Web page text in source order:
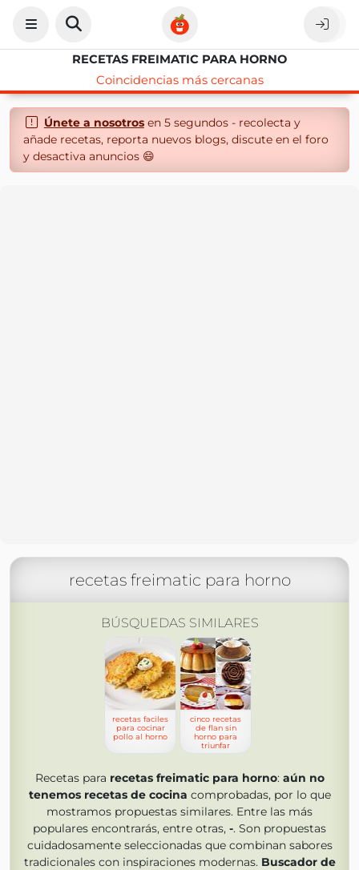
RECETAS FREIMATIC PARA HORNO
Coincidencias más cercanas
Únete a nosotrosen 5 segundos - recolecta y
añade recetas, reporta nuevos blogs, discute en el foro
y desactiva anuncios 😄
recetas freimatic para horno
BÚSQUEDAS SIMILARES
recetas faciles
para cocinar
pollo al horno
cinco recetas
de flan sin
horno para
triunfar
Recetas para recetas freimatic para horno: aún no
tenemos recetas de cocina comprobadas, por lo que
mostramos propuestas similares. Entre las más
populares encontrarás, entre otras, -. Son propuestas
cuidadosamente seleccionadas que combinan sabores
tradicionales con inspiraciones modernas. Buscador de